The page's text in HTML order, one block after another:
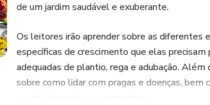
de um jardim saudável e exuberante.
Os leitores irão aprender sobre as diferentes
específicas de crescimento que elas
adequadas de plantio, rega e adubação.
sobre como lidar com pragas e doenças, bem
a partir de mudas ou sementes.